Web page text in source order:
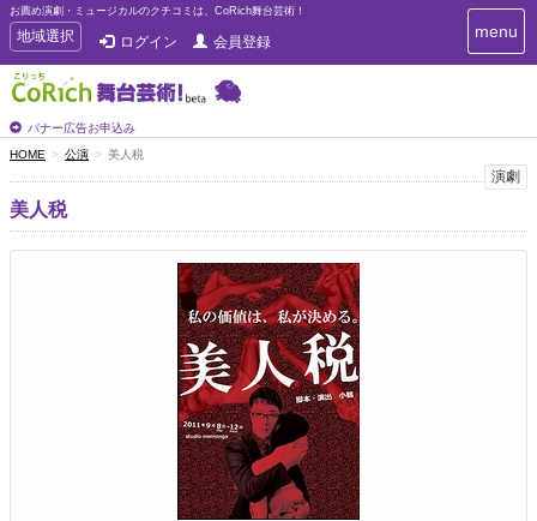
お薦め演劇・ミュージカルのクチコミは、CoRich舞台芸術！
T
o
g
g
e
n
a
v
i
地域選択 ログイン 会員登録
バナー広告お申込み
T
o
i
menu
HOME 公演 美人税
演劇
美人税